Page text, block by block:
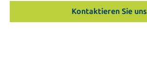
Kontaktieren Sie uns